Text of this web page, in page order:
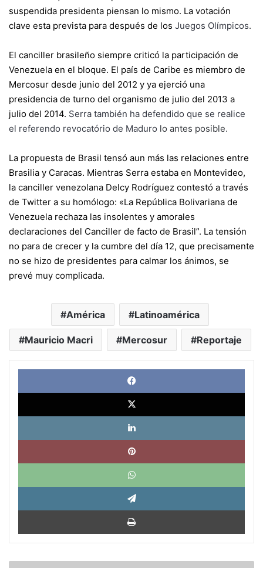
suspendida presidenta piensan lo mismo. La votación
clave esta prevista para después de los Juegos Olímpicos.
El canciller brasileño siempre criticó la participación de
Venezuela en el bloque. El país de Caribe es miembro de
Mercosur desde junio del 2012 y ya ejerció una
presidencia de turno del organismo de julio del 2013 a
julio del 2014. Serra también ha defendido que se realice
el referendo revocatório de Maduro lo antes posible.
La propuesta de Brasil tensó aun más las relaciones entre
Brasilia y Caracas. Mientras Serra estaba en Montevideo,
la canciller venezolana Delcy Rodríguez contestó a través
de Twitter a su homólogo: «La República Bolivariana de
Venezuela rechaza las insolentes y amorales
declaraciones del Canciller de facto de Brasil”. La tensión
no para de crecer y la cumbre del día 12, que precisamente
no se hizo de presidentes para calmar los ánimos, se
prevé muy complicada.
América Latinoamérica
Mauricio Macri Mercosur Reportaje
X